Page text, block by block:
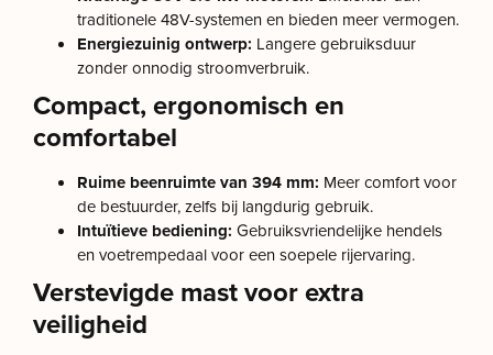
traditionele 48V-systemen en bieden meer vermogen.
Energiezuinig ontwerp: Langere gebruiksduur
zonder onnodig stroomverbruik.
Compact, ergonomisch en
comfortabel
Ruime beenruimte van 394 mm: Meer comfort voor
de bestuurder, zelfs bij langdurig gebruik.
Intuïtieve bediening: Gebruiksvriendelijke hendels
en voetrempedaal voor een soepele rijervaring.
Verstevigde mast voor extra
veiligheid